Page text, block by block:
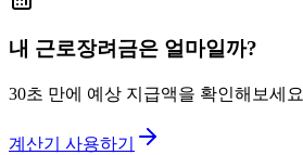
내 근로장려금은 얼마일까?
30초 만에 예상 지급액을 확인해보세요
계산기 사용하기